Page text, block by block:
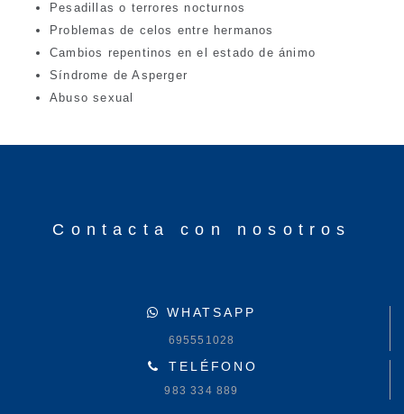
Pesadillas o terrores nocturnos
Problemas de celos entre hermanos
Cambios repentinos en el estado de ánimo
Síndrome de Asperger
Abuso sexual
Contacta con nosotros
WHATSAPP
695551028
TELÉFONO
983 334 889